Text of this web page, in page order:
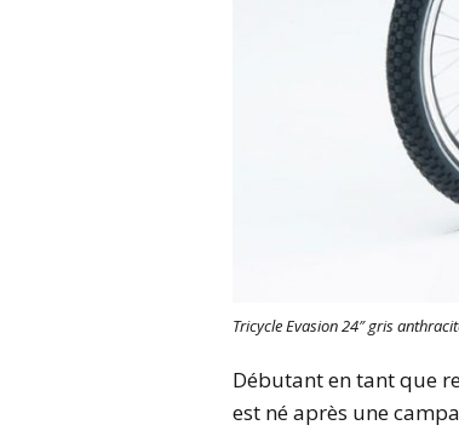
Tricycle Evasion 24″ gris
Débutant en tant que
est né après une